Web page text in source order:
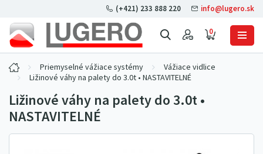
0
(+421) 233 888 220 info@lugero.sk
Priemyselné vážiace systémy
Vážiace vidlice
Ližinové váhy na palety do 3.0t • NASTAVITELNÉ
Ližinové váhy na palety do 3.0t •
NASTAVITELNÉ